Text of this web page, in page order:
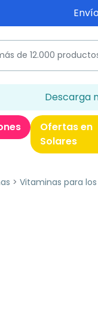
Descarga
Ofertas en
Solares
Vitaminas para